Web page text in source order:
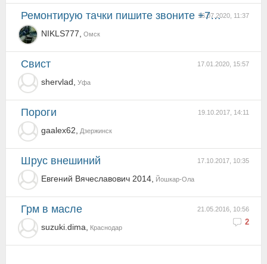
16.07.2020, 11:37
Ремонтирую тачки пишите звоните +79620496714 Колян
NIKLS777, Омск
17.01.2020, 15:57
Свист
shervlad, Уфа
19.10.2017, 14:11
Пороги
gaalex62, Дзержинск
17.10.2017, 10:35
Шрус внешиний
Евгений Вячеславович 2014, Йошкар-Ола
21.05.2016, 10:56
2
грм в масле
suzuki.dima, Краснодар